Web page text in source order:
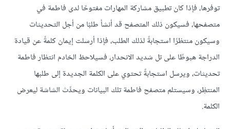
توفرها، فإذا كان تطبيق مشاركة المهارات مفتوحًا لدى فاطمة في
متصفحها، فسيكون ذلك المتصفح قد أنشأ طلبًا من أجل التحديثات
وسيكون منتظرًا استجابةً لذلك الطلب، فإذا أرسلت إيمان كلمةً عن قيادة
الدراجة هبوطًا على تل شديد الانحدار، فسيلاحظ الخادم انتظار فاطمة
تحديثات، ويرسل استجابةً تحتوي على الكلمة الجديدة إلى طلبها
المنتظِر، وسيستلم متصفح فاطمة تلك البيانات ويحدِّث الشاشة ليعرض
الكلمة.